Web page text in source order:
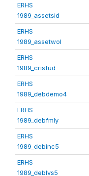
ERHS
1989_assetsid
ERHS
1989_assetwol
ERHS
1989_crisfud
ERHS
1989_debdemo4
ERHS
1989_debfmly
ERHS
1989_debinc5
ERHS
1989_deblvs5